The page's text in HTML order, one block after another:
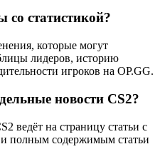
со статистикой?
которые могут
лидеров, историю
игроков на OP.GG.
новости CS2?
ведёт на страницу статьи с
полным содержимым статьи